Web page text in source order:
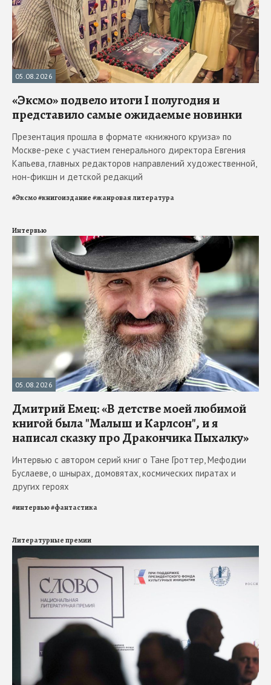
05.08.2026
«Эксмо» подвело итоги I полугодия и
представило самые ожидаемые новинки
Презентация прошла в формате «книжного круиза» по
Москве-реке с участием генерального директора Евгения
Капьева, главных редакторов направлений художественной,
нон-фикшн и детской редакций
#Эксмо#книгоиздание#жанровая литература
Интервью
05.08.2026
Дмитрий Емец: «В детстве моей любимой
книгой была "Малыш и Карлсон", и я
написал сказку про Дракончика Пыхалку»
Интервью с автором серий книг о Тане Гроттер, Мефодии
Буслаеве, о шнырах, домовятах, космических пиратах и
других героях
#интервью#фантастика
Литературные премии